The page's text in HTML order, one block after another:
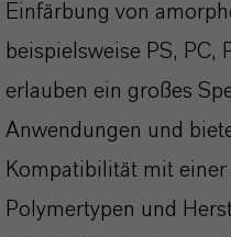
Einfärbung von
beispielsweise PS, PC,
erlauben ein großes
Anwendungen und
Kompatibilität mit
Polymertypen und